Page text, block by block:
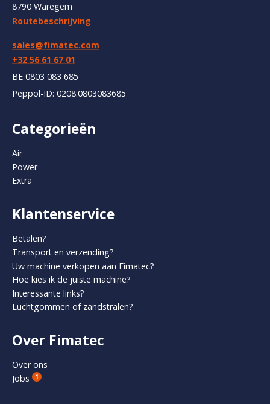
8790 Waregem
Routebeschrijving
sales@fimatec.com
+32 56 61 67 01
BE 0803 083 685
Peppol-ID: 0208:0803083685
Categorieën
Air
Power
Extra
Klantenservice
Betalen?
Transport en verzending?
Uw machine verkopen aan Fimatec?
Hoe kies ik de juiste machine?
Interessante links?
Luchtgommen of zandstralen?
Over Fimatec
Over ons
Jobs
1